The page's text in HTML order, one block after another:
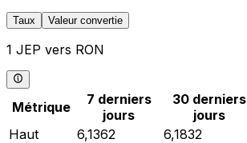
Taux Valeur convertie
1 JEP vers RON
Métrique
7 derniers
jours
30 derniers
jours
Haut
6,1362 6,1832